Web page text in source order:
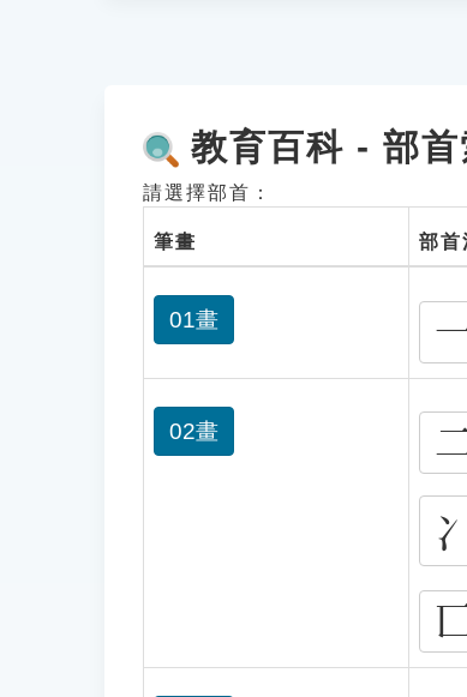
教育百科 - 部首
請選擇部首：
筆畫 部首
01畫
02畫
冫